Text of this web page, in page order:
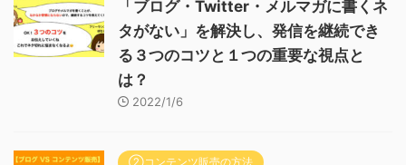
「ブログ・Twitter・メルマガに書くネ
タがない」を解決し、発信を継続でき
る３つのコツと１つの重要な視点と
は？
2022/1/6
②コンテンツ販売の方法